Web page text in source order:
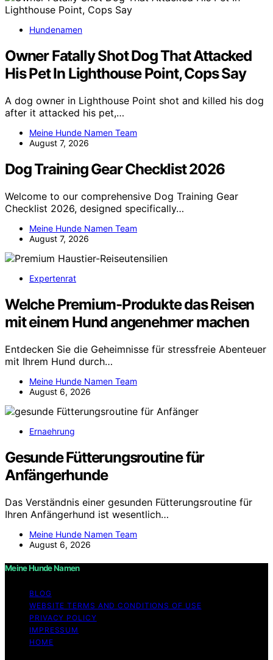
Hundenamen
Owner Fatally Shot Dog That Attacked
His Pet In Lighthouse Point, Cops Say
A dog owner in Lighthouse Point shot and killed his dog
after it attacked his pet,…
Meine Hunde Namen Team
August 7, 2026
Dog Training Gear Checklist 2026
Welcome to our comprehensive Dog Training Gear
Checklist 2026, designed specifically…
Meine Hunde Namen Team
August 7, 2026
Expertenrat
Welche Premium-Produkte das Reisen
mit einem Hund angenehmer machen
Entdecken Sie die Geheimnisse für stressfreie Abenteuer
mit Ihrem Hund durch…
Meine Hunde Namen Team
August 6, 2026
Ernaehrung
Gesunde Fütterungsroutine für
Anfängerhunde
Das Verständnis einer gesunden Fütterungsroutine für
Ihren Anfängerhund ist wesentlich…
Meine Hunde Namen Team
August 6, 2026
Meine Hunde Namen
BLOG
WEBSITE TERMS AND CONDITIONS OF USE
PRIVACY POLICY
IMPRESSUM
HOME